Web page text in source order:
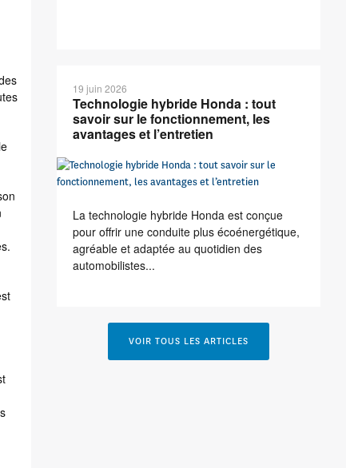
19 juin 2026
Technologie hybride Honda : tout
savoir sur le fonctionnement, les
avantages et l’entretien
La technologie hybride Honda est conçue
pour offrir une conduite plus écoénergétique,
agréable et adaptée au quotidien des
automobilistes...
VOIR TOUS LES ARTICLES